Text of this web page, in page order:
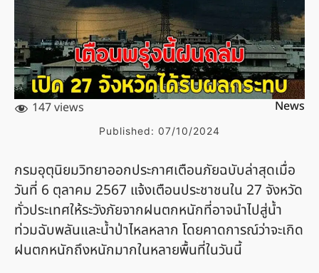
147 views News
Published: 07/10/2024
กรมอุตุนิยมวิทยาออกประกาศเตือนภัยฉบับล่าสุดเมื่อ
วันที่ 6 ตุลาคม 2567 แจ้งเตือนประชาชนใน 27 จังหวัด
ทั่วประเทศให้ระวังภัยจากฝนตกหนักที่อาจนำไปสู่น้ำ
ท่วมฉับพลันและน้ำป่าไหลหลาก โดยคาดการณ์ว่าจะเกิด
ฝนตกหนักถึงหนักมากในหลายพื้นที่ในวันนี้